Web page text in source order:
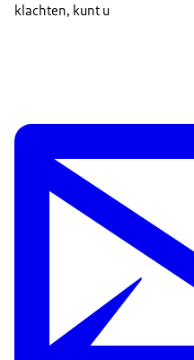
klachten, kunt u